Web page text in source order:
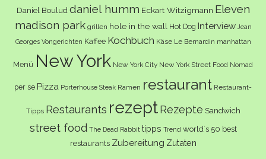
Daniel Boulud daniel humm Eckart Witzigmann Eleven
madison park grillen hole in the wall Hot Dog Interview Jean
Georges Vongerichten Kaffee Kochbuch Käse Le Bernardin manhattan
Menü New York New York City New York Street Food Nomad
per se Pizza Porterhouse Steak Ramen restaurant Restaurant-
Tipps Restaurants rezept Rezepte Sandwich
street food The Dead Rabbit tipps Trend world´s 50 best
restaurants Zubereitung Zutaten